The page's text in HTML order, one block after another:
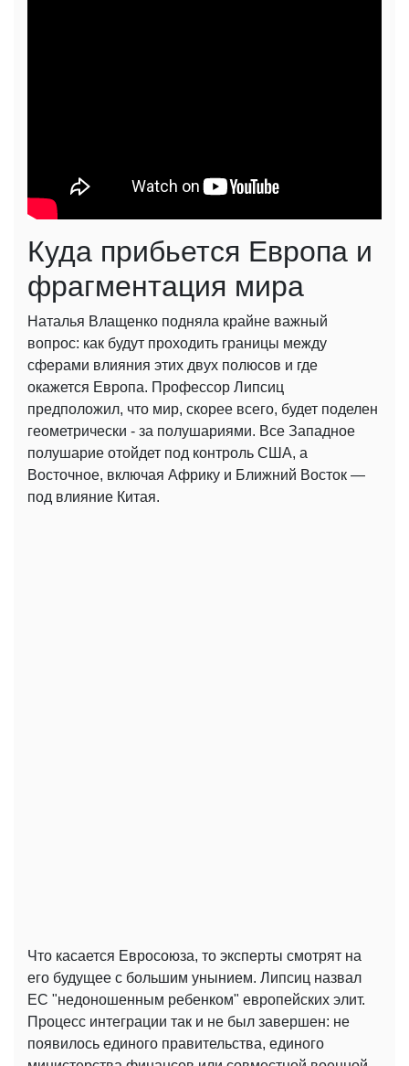
Куда прибьется Европа и
фрагментация мира
Наталья Влащенко подняла крайне важный
вопрос: как будут проходить границы между
сферами влияния этих двух полюсов и где
окажется Европа. Профессор Липсиц
предположил, что мир, скорее всего, будет поделен
геометрически - за полушариями. Все Западное
полушарие отойдет под контроль США, а
Восточное, включая Африку и Ближний Восток —
под влияние Китая.
Что касается Евросоюза, то эксперты смотрят на
его будущее с большим унынием. Липсиц назвал
ЕС "недоношенным ребенком" европейских элит.
Процесс интеграции так и не был завершен: не
появилось единого правительства, единого